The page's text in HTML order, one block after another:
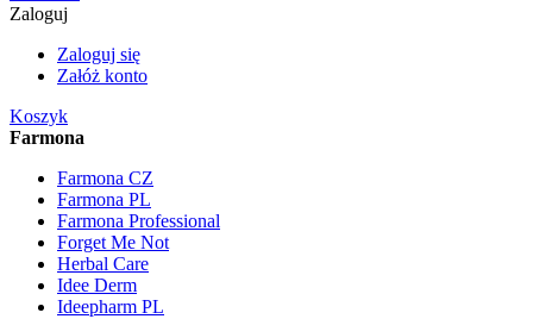
Zaloguj
Zaloguj się
Załóż konto
Koszyk
Farmona
Farmona CZ
Farmona PL
Farmona Professional
Forget Me Not
Herbal Care
Idee Derm
Ideepharm PL